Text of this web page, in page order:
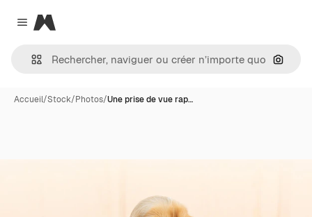
Close menu
Magnific
Accueil/Stock/Photos/Une prise de vue rap…